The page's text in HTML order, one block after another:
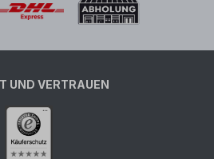
UND VERTRAUEN